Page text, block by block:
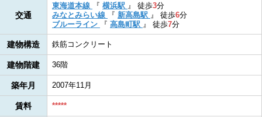
交通
東海道本線 『 横浜駅 』 徒歩3分
みなとみらい線
『 新高島駅 』 徒歩6分
ブルーライン
『 高島町駅 』 徒歩7分
建物構造 鉄筋コンクリート
建物階建 36階
築年月 2007年11月
賃料 *****